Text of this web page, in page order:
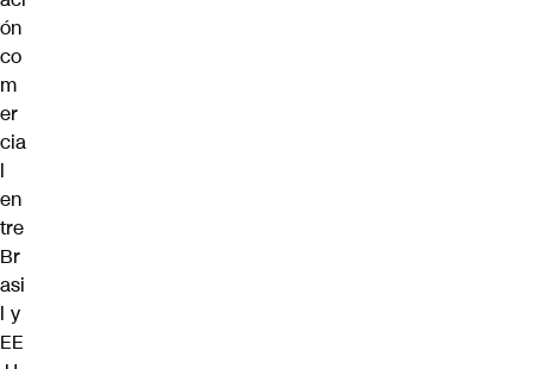
ón
co
m
er
cia
l
en
tre
Br
asi
l y
EE